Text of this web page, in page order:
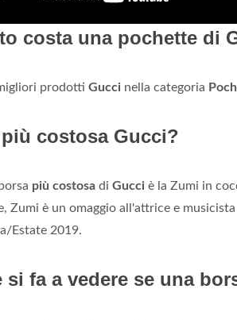
costa una pochette di
prodotti Gucci nella categoria
costosa Gucci?
più costosa di Gucci è la Zumi in
Zumi è un omaggio all'attrice e
Estate 2019.
si fa a vedere se una